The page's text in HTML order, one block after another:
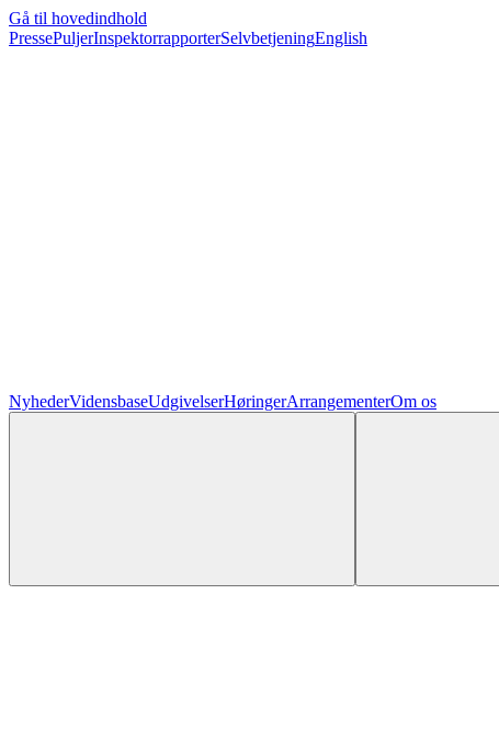
Gå til hovedindhold
PressePuljerInspektorrapporterSelvbetjeningEnglish
NyhederVidensbaseUdgivelserHøringerArrangementerOm os